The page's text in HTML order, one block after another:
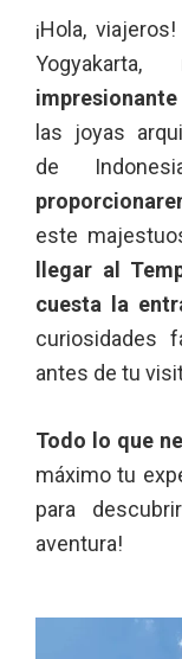
¡Hola,
Yogyakarta,
las joyas
de
este
llegar al
cuesta la
curiosidades
antes de tu
Todo lo que
máximo tu
para
aventura!